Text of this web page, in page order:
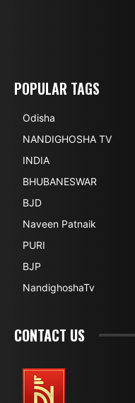
POPULAR TAGS
Odisha
NANDIGHOSHA TV
INDIA
BHUBANESWAR
BJD
Naveen Patnaik
PURI
BJP
NandighoshaTv
CONTACT US